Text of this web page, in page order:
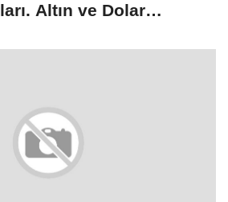
Altın ve Dolar